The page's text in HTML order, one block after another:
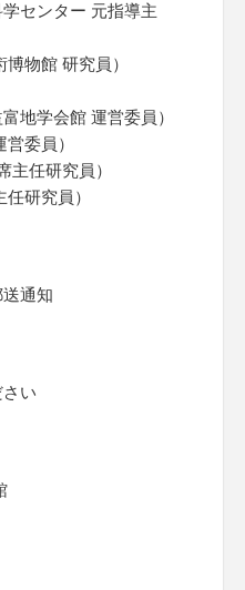
センター 元指導主
物館 研究員）
地学会館 運営委員）
委員）
主任研究員）
研究員）
通知
い